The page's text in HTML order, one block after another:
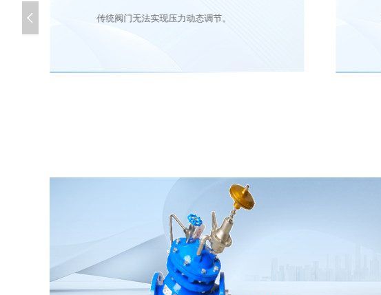
传统阀门无法实现压力动态调节。
